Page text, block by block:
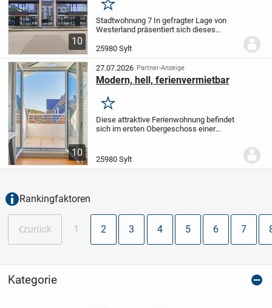
10
Merken
Stadtwohnung 7 In gefragter Lage von
Westerland präsentiert sich dieses
hochwertig gestalteten Einheiten -
darunter zwei Penthouse-Wohnungen
sowie stilvolle...
25980 Sylt
10
27.07.2026 Partner-Anzeige
Modern, hell, ferienvermietbar
Merken
Diese attraktive Ferienwohnung befindet
sich im ersten Obergeschoss einer
Die hell gestaltete Raumaufteilung bietet
25980 Sylt
Rankingfaktoren
zurück 1 2 3 4 5 6 7
Kategorie